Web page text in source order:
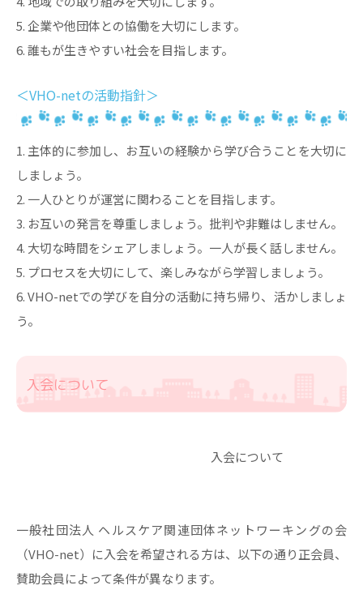
5. 企業や他団体との協働を大切にします。
6. 誰もが生きやすい社会を目指します。
＜VHO-netの活動指針＞
1. 主体的に参加し、お互いの経験から学び合うことを大切に
しましょう。
2. 一人ひとりが運営に関わることを目指します。
3. お互いの発言を尊重しましょう。批判や非難はしません。
4. 大切な時間をシェアしましょう。一人が長く話しません。
5. プロセスを大切にして、楽しみながら学習しましょう。
6. VHO-netでの学びを自分の活動に持ち帰り、活かしましょ
う。
入会について
入会について
一般社団法人 ヘルスケア関連団体ネットワーキングの会
（VHO-net）に入会を希望される方は、以下の通り正会員、
賛助会員によって条件が異なります。